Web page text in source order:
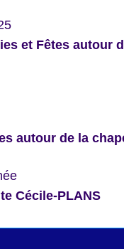
et Fêtes autour
autour de la
Cécile-PLANS